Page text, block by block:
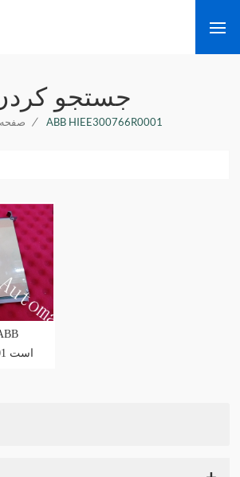
جستجو
/ ABB HIEE300766R0001
HIEE300766R0001 است